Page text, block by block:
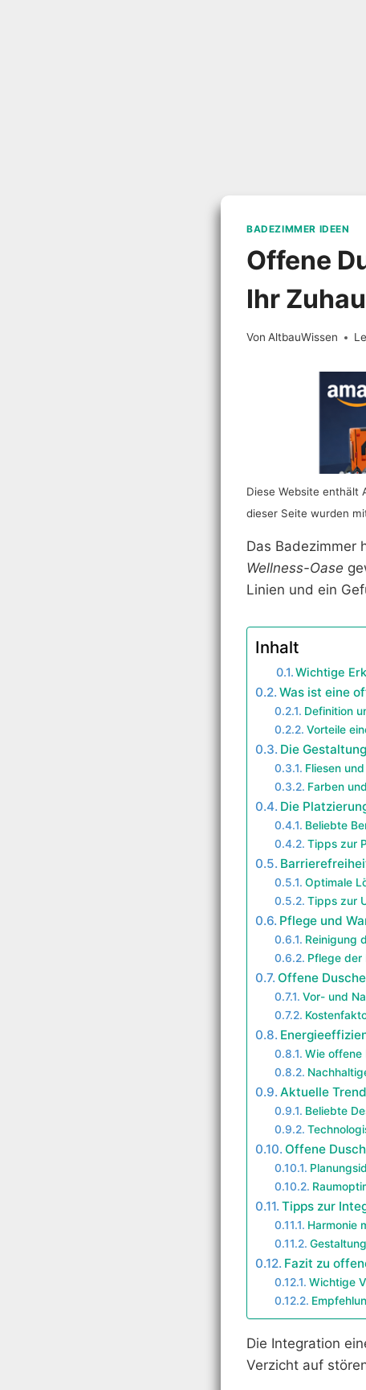
BADEZIMMER IDEEN
Offene
Ihr
Von AltbauWissen
Diese Website enthält
dieser Seite wurden
Das Badezimmer
Wellness-Oase
Linien und ein
Inhalt
Wichtige
Was ist eine
Definition
Vorteile
Die
Fliesen
Farben
Die
Beliebte
Tipps zur
Optimale
Tipps zur
Pflege und
Reinigung
Pflege der
Offene
Vor- und
Wie offene
Aktuelle
Beliebte
Offene
Tipps zur
Harmonie
Fazit zu
Wichtige
Die Integration
Verzicht auf